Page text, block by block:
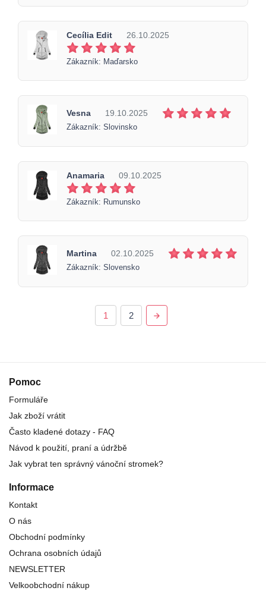
Cecília Edit 26.10.2025
Zákazník: Maďarsko
Vesna 19.10.2025
Zákazník: Slovinsko
Anamaria 09.10.2025
Zákazník: Rumunsko
Martina 02.10.2025
Zákazník: Slovensko
1 2
Pomoc
Formuláře
Jak zboží vrátit
Často kladené dotazy - FAQ
Návod k použití, praní a údržbě
Jak vybrat ten správný vánoční stromek?
Informace
Kontakt
O nás
Obchodní podmínky
Ochrana osobních údajů
NEWSLETTER
Velkoobchodní nákup